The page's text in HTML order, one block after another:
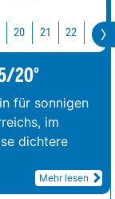
20 21 22 23
20°
für sonnigen
im
dichtere
Mehr lesen